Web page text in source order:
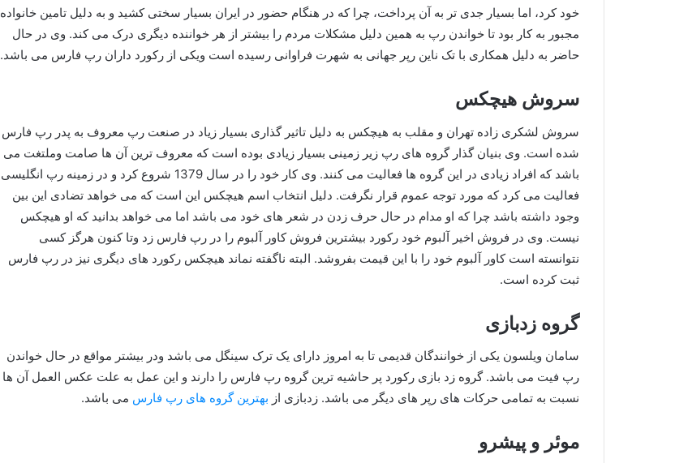
خود کرد، اما بسیار جدی تر به آن پرداخت، چرا که در هنگام حضور در ایران بسیار سختی کشید و به دلیل تامین خانواده
مجبور به کار بود تا خواندن رپ به همین دلیل مشکلات مردم را بیشتر از هر خواننده دیگری درک می کند. وی در حال
حاضر به دلیل همکاری با تک ناین رپر جهانی به شهرت فراوانی رسیده است ویکی از رکورد داران رپ فارس می باشد.
سروش هیچکس
سروش لشکری زاده تهران و مقلب به هیچکس به دلیل تاثیر گذاری بسیار زیاد در صنعت رپ معروف به پدر رپ فارس
شده است. وی بنیان گذار گروه های رپ زیر زمینی بسیار زیادی بوده است که معروف ترین آن ها صامت وملتغت می
باشد که افراد زیادی در این گروه ها فعالیت می کنند. وی کار خود را در سال 1379 شروع کرد و در زمینه رپ انگلیسی
فعالیت می کرد که مورد توجه عموم قرار نگرفت. دلیل انتخاب اسم هیچکس این است که می خواهد تضادی این بین
وجود داشته باشد چرا که او مدام در حال حرف زدن در شعر های خود می باشد اما می خواهد بدانید که او هیچکس
نیست. وی در فروش اخیر آلبوم خود رکورد بیشترین فروش کاور آلبوم را در رپ فارس زد وتا کنون هرگز کسی
نتوانسته است کاور آلبوم خود را با این قیمت بفروشد. البته ناگفته نماند هیچکس رکورد های دیگری نیز در رپ فارس
ثبت کرده است.
گروه زدبازی
سامان ویلسون یکی از خوانندگان قدیمی تا به امروز دارای یک ترک سینگل می باشد ودر بیشتر مواقع در حال خواندن
رپ فیت می باشد. گروه زد بازی رکورد پر حاشیه ترین گروه رپ فارس را دارند و این عمل به علت عکس العمل آن ها
نسبت به تمامی حرکات های رپر های دیگر می باشد. زدبازی از بهترین گروه های رپ فارس می باشد.
موئر و پیشرو